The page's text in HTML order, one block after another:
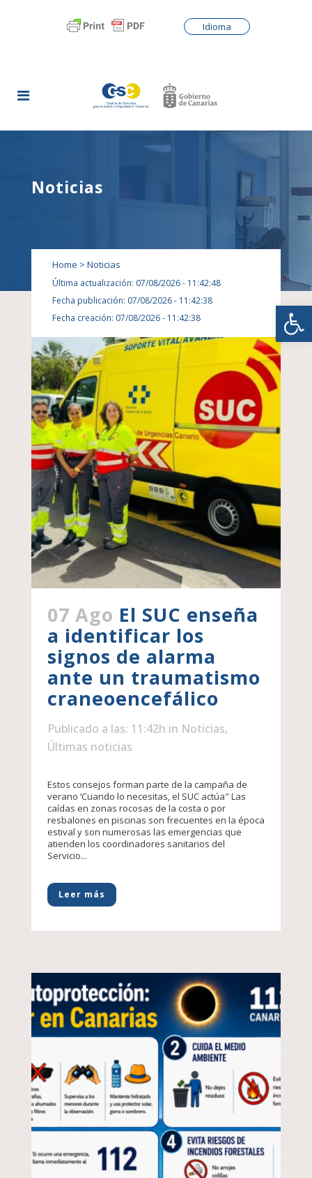
Idioma
Noticias
Home > Noticias
Última actualización: 07/08/2026 - 11:42:48
Fecha publicación: 07/08/2026 - 11:42:38
Fecha creación: 07/08/2026 - 11:42:38
07 Ago El SUC enseña
a identificar los
signos de alarma
ante un traumatismo
craneoencefálico
Publicado a las: 11:42h in Noticias,
Últimas noticias
Estos consejos forman parte de la campaña de
verano ‘Cuando lo necesitas, el SUC actúa" Las
caídas en zonas rocosas de la costa o por
resbalones en piscinas son frecuentes en la época
estival y son numerosas las emergencias que
atienden los coordinadores sanitarios del
Servicio...
Leer más